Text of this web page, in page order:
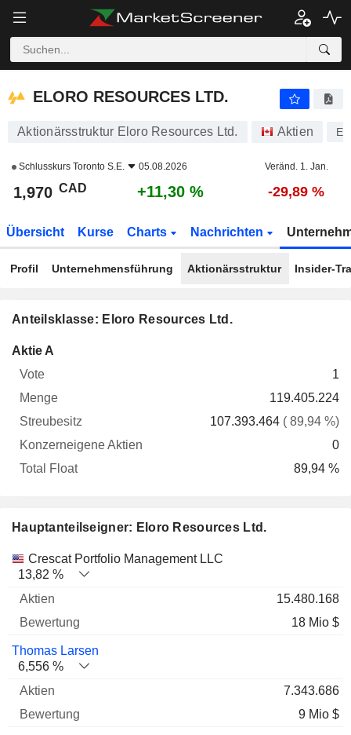
ELORO RESOURCES LTD.
ELORO RESOURCES LTD.
Aktionärsstruktur Eloro Resources Ltd. Aktien
Schlusskurs Toronto S.E. 05.08.2026 Veränd. 1. Jan.
1,970 CAD +11,30 % -29,89 %
Übersicht Kurse Charts Nachrichten
Profil Unternehmensführung Aktionärsstruktur Insider-
Anteilsklasse: Eloro Resources Ltd.
Aktie A
1
119.405.224
107.393.464 ( 89,94 %)
0
89,94 %
Hauptanteilseigner: Eloro Resources Ltd.
Name Aktien % Bewertung
Crescat Portfolio Management LLC
13,82 %
15.480.168
18 Mio $
Thomas Larsen
6,556 %
7.343.686
9 Mio $